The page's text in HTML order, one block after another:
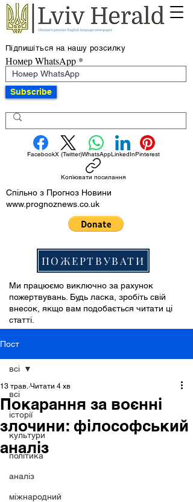
Підпишіться на нашу розсилку
Номер WhatsApp
Subscribe
FacebookX (Twitter)WhatsAppLinkedInPinterest
Копіювати посилання
Спільно з Прогноз Новини
www.prognoznews.co.uk
ПОЖЕРТВУВАТИ
Ми працюємо виключно за рахунок
пожертвувань. Будь ласка, зробіть свій
внесок, якщо вам подобається читати ці
статті.
Пост
всі
історії
культури
політика
аналіз
міжнародний
всі
Покарання за воєнні
злочини: філософський
аналіз
13 трав. Читати 4 хв